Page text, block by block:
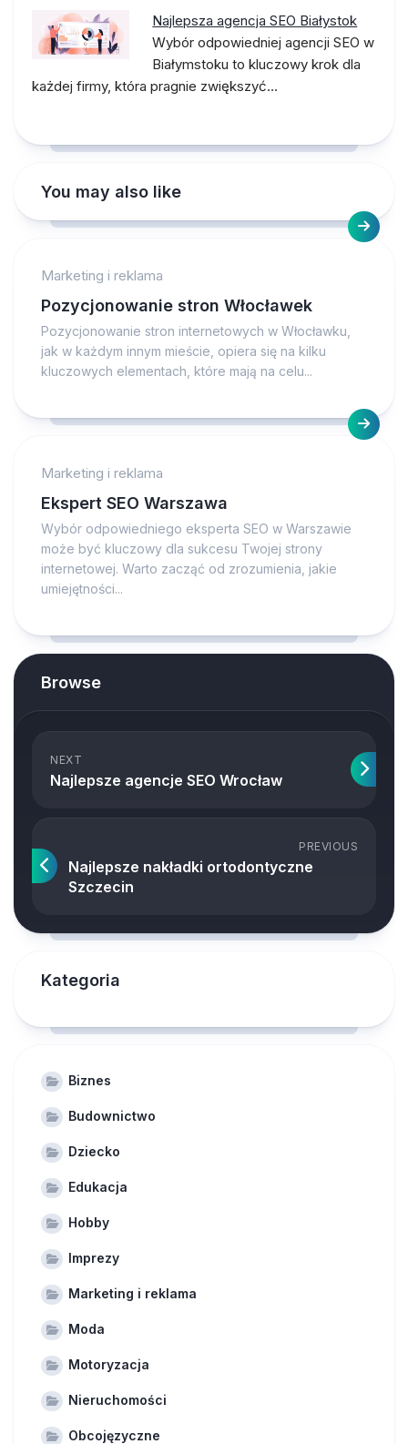
Najlepsza agencja SEO Białystok
Wybór odpowiedniej agencji SEO w
Białymstoku to kluczowy krok dla
każdej firmy, która pragnie zwiększyć…
You may also like
Marketing i reklama
Pozycjonowanie stron Włocławek
Pozycjonowanie stron internetowych w Włocławku,
jak w każdym innym mieście, opiera się na kilku
kluczowych elementach, które mają na celu...
Marketing i reklama
Ekspert SEO Warszawa
Wybór odpowiedniego eksperta SEO w Warszawie
może być kluczowy dla sukcesu Twojej strony
internetowej. Warto zacząć od zrozumienia, jakie
umiejętności...
Browse
NEXT
Najlepsze agencje SEO Wrocław
PREVIOUS
Najlepsze nakładki ortodontyczne
Szczecin
Kategoria
Biznes
Budownictwo
Dziecko
Edukacja
Hobby
Imprezy
Marketing i reklama
Moda
Motoryzacja
Nieruchomości
Obcojęzyczne